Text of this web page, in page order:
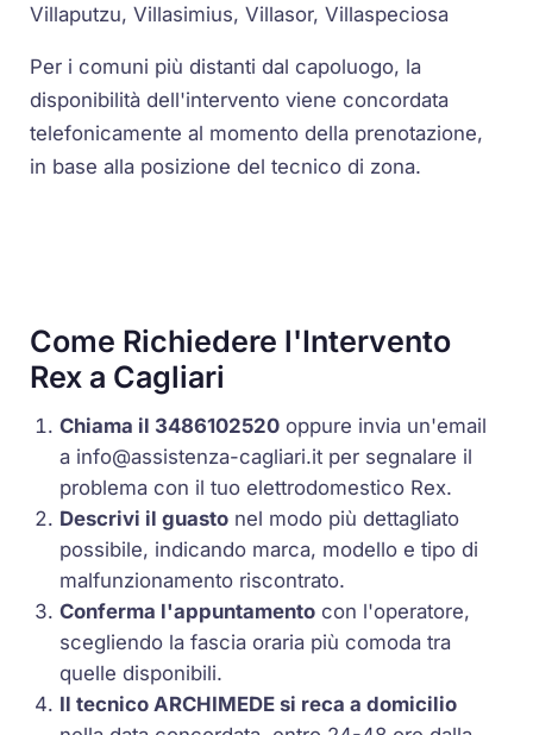
Villaputzu, Villasimius, Villasor, Villaspeciosa
Per i comuni più distanti dal capoluogo, la
disponibilità dell'intervento viene concordata
telefonicamente al momento della prenotazione,
in base alla posizione del tecnico di zona.
Come Richiedere l'Intervento
Rex a Cagliari
Chiama il 3486102520 oppure invia un'email
a info@assistenza-cagliari.it per segnalare il
problema con il tuo elettrodomestico Rex.
Descrivi il guasto nel modo più dettagliato
possibile, indicando marca, modello e tipo di
malfunzionamento riscontrato.
Conferma l'appuntamento con l'operatore,
scegliendo la fascia oraria più comoda tra
quelle disponibili.
Il tecnico ARCHIMEDE si reca a domicilio